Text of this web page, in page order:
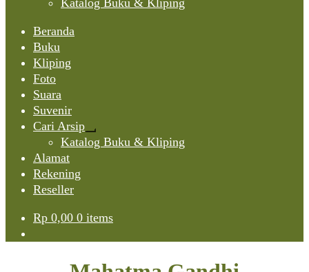
Katalog Buku & Kliping
Beranda
Buku
Kliping
Foto
Suara
Suvenir
Cari Arsip
Expand
child
Katalog Buku & Kliping
Alamat
Rekening
Reseller
Rp 0,00 0 items